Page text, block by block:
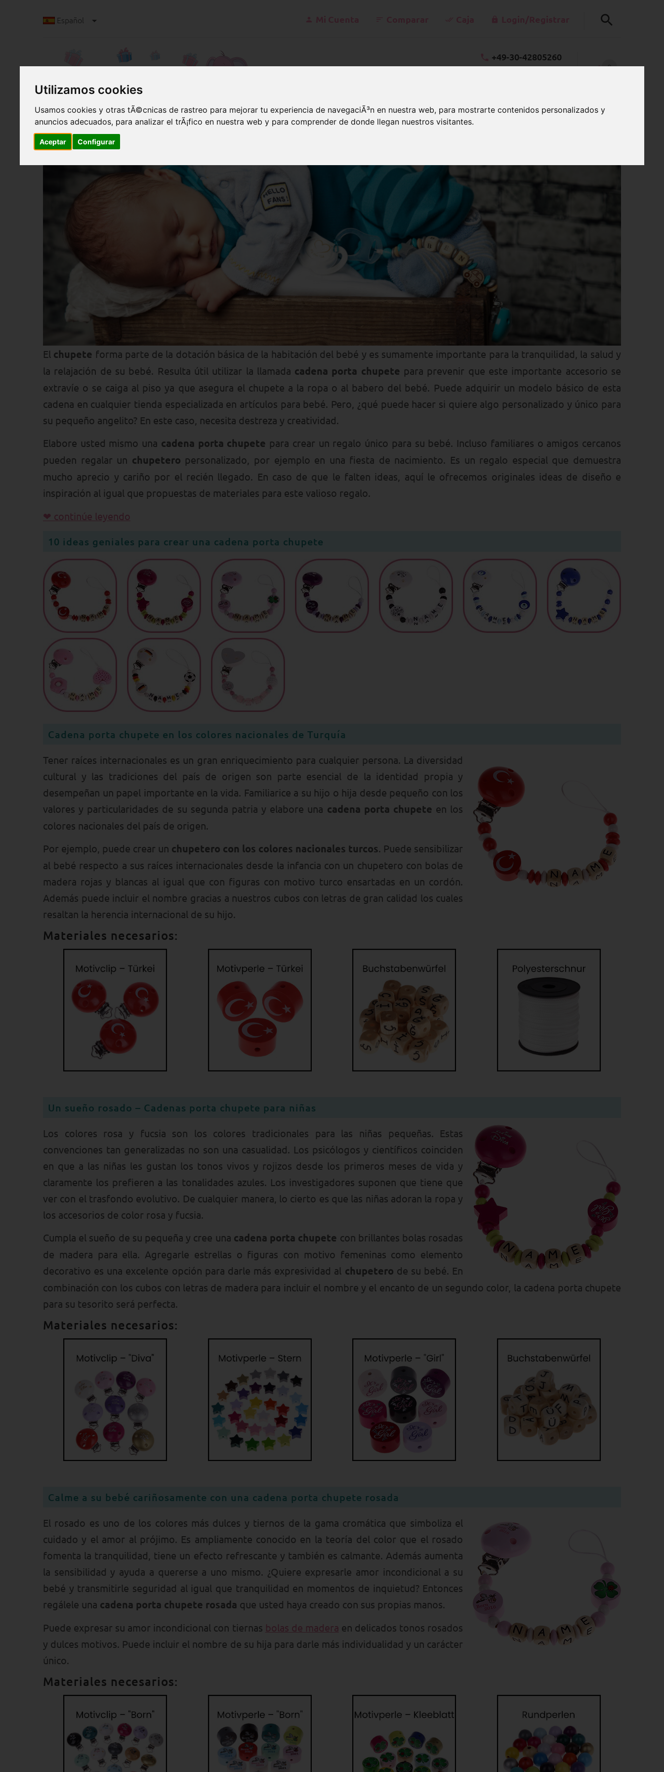
Utilizamos cookies
Usamos cookies y otras tÃ©cnicas de rastreo para mejorar tu experiencia de navegaciÃ³n en nuestra web, para mostrarte contenidos personalizados y
anuncios adecuados, para analizar el trÃ¡fico en nuestra web y para comprender de donde llegan nuestros visitantes.
Aceptar Configurar
Español
0
+49-30-42805260
Chupeteros caseros: 10 ideas de diseño para chupeteros caseros
Chupeteros caseros: 10 ideas de diseño para chupeteros caseros
El chupete forma parte de la dotación básica de la habitación del bebé y es sumamente importante para la tranquilidad, la salud y
la relajación de su bebé. Resulta útil utilizar la llamada cadena porta chupete para prevenir que este importante accesorio se
extravíe o se caiga al piso ya que asegura el chupete a la ropa o al babero del bebé. Puede adquirir un modelo básico de esta
cadena en cualquier tienda especializada en artículos para bebé. Pero, ¿qué puede hacer si quiere algo personalizado y único para
su pequeño angelito? En este caso, necesita destreza y creatividad.
Elabore usted mismo una cadena porta chupete para crear un regalo único para su bebé. Incluso familiares o amigos cercanos
pueden regalar un chupetero personalizado, por ejemplo en una fiesta de nacimiento. Es un regalo especial que demuestra
mucho aprecio y cariño por el recién llegado. En caso de que le falten ideas, aquí le ofrecemos originales ideas de diseño e
inspiración al igual que propuestas de materiales para este valioso regalo.
❤ continúe leyendo
10 ideas geniales para crear una cadena porta chupete
Cadena porta chupete en los colores nacionales de Turquía
Tener raíces internacionales es un gran enriquecimiento para cualquier persona. La diversidad
cultural y las tradiciones del país de origen son parte esencial de la identidad propia y
desempeñan un papel importante en la vida. Familiarice a su hijo o hija desde pequeño con los
valores y particularidades de su segunda patria y elabore una cadena porta chupete en los
colores nacionales del país de origen.
Por ejemplo, puede crear un chupetero con los colores nacionales turcos. Puede sensibilizar
al bebé respecto a sus raíces internacionales desde la infancia con un chupetero con bolas de
madera rojas y blancas al igual que con figuras con motivo turco ensartadas en un cordón.
Además puede incluir el nombre gracias a nuestros cubos con letras de gran calidad los cuales
resaltan la herencia internacional de su hijo.
Materiales necesarios:
Un sueño rosado – Cadenas porta chupete para niñas
Los colores rosa y fucsia son los colores tradicionales para las niñas pequeñas. Estas
convenciones tan generalizadas no son una casualidad. Los psicólogos y científicos coinciden
en que a las niñas les gustan los tonos vivos y rojizos desde los primeros meses de vida y
claramente los prefieren a las tonalidades azules. Los investigadores suponen que tiene que
ver con el trasfondo evolutivo. De cualquier manera, lo cierto es que las niñas adoran la ropa y
los accesorios de color rosa y fucsia.
Cumpla el sueño de su pequeña y cree una cadena porta chupete con brillantes bolas rosadas
de madera para ella. Agregarle estrellas o figuras con motivo femeninas como elemento
decorativo es una excelente opción para darle más expresividad al chupetero de su bebé. En
combinación con los cubos con letras de madera para incluir el nombre y el encanto de un segundo color, la cadena porta chupete
para su tesorito será perfecta.
Materiales necesarios:
Calme a su bebé cariñosamente con una cadena porta chupete rosada
El rosado es uno de los colores más dulces y tiernos de la gama cromática que simboliza el
cuidado y el amor al prójimo. Es ampliamente conocido en la teoría del color que el rosado
fomenta la tranquilidad, tiene un efecto refrescante y también es calmante. Además aumenta
la sensibilidad y ayuda a quererse a uno mismo. ¿Quiere expresarle amor incondicional a su
bebé y transmitirle seguridad al igual que tranquilidad en momentos de inquietud? Entonces
regálele una cadena porta chupete rosada que usted haya creado con sus propias manos.
Puede expresar su amor incondicional con tiernas bolas de madera en delicados tonos rosados
y dulces motivos. Puede incluir el nombre de su hija para darle más individualidad y un carácter
único.
Materiales necesarios: